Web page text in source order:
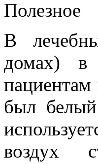
Полезное
В
домах) в
был
воздух